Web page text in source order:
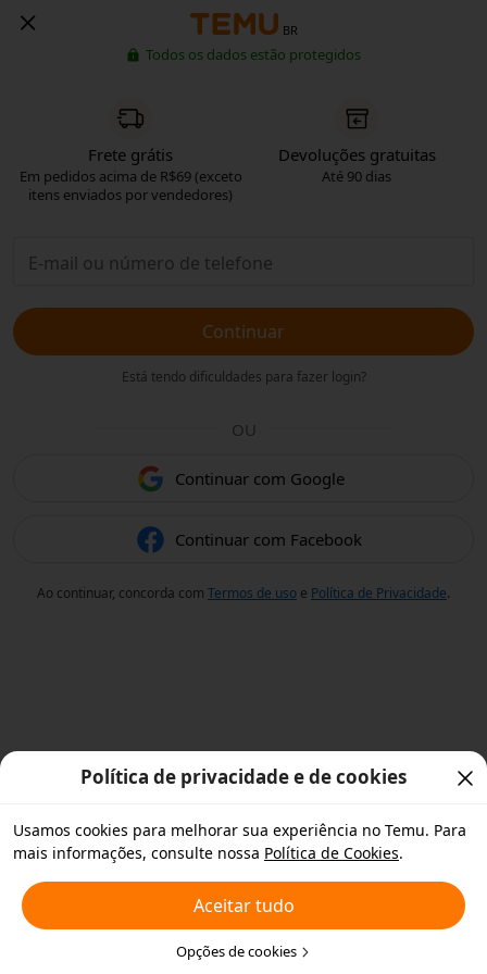
BR
Todos os dados estão protegidos
Frete grátis
Em pedidos acima de R$69 (exceto
itens enviados por vendedores)
Devoluções gratuitas
Até 90 dias
Continuar
Está tendo dificuldades para fazer login?
OU
Continuar com Google
Continuar com Facebook
Ao continuar, concorda com Termos de uso e Política de Privacidade.
Política de privacidade e de cookies
Usamos cookies para melhorar sua experiência no Temu. Para
mais informações, consulte nossa Política de Cookies.
Aceitar tudo
Opções de cookies